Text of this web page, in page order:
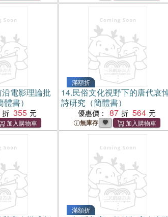
電影理論批
書）
355
滿額折
14.民俗文化視野下的唐代哀
詩研究（簡體書）
優惠價： 87 564
無庫存
滿額折